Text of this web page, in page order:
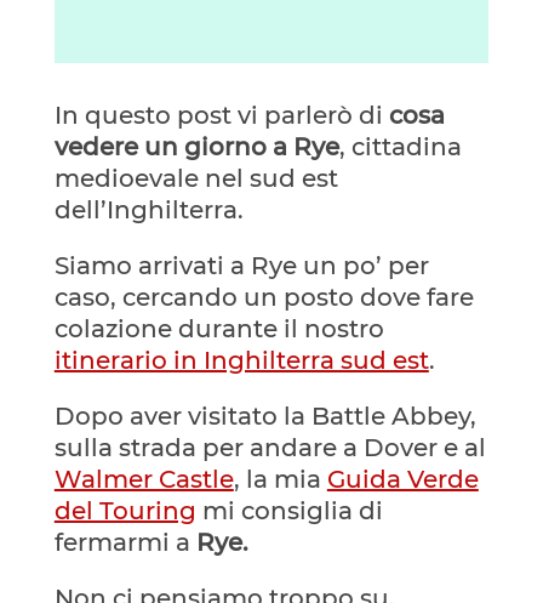
​In questo post vi parlerò di cosa
vedere un giorno a Rye, cittadina
medioevale nel sud est
dell’Inghilterra.
Siamo arrivati a Rye un po’ per
caso, cercando un posto dove fare
colazione durante il nostro
itinerario in Inghilterra sud est.
Dopo aver visitato la Battle Abbey,
sulla strada per andare a Dover e al
Walmer Castle, la mia Guida Verde
del Touring mi consiglia di
fermarmi a Rye.